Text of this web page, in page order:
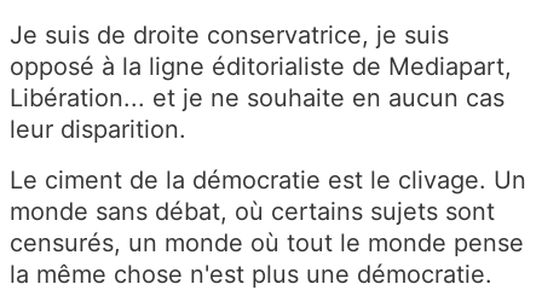
Je suis de droite conservatrice, je suis
opposé à la ligne éditorialiste de Mediapart,
Libération... et je ne souhaite en aucun cas
leur disparition.
Le ciment de la démocratie est le clivage. Un
monde sans débat, où certains sujets sont
censurés, un monde où tout le monde pense
la même chose n'est plus une démocratie.